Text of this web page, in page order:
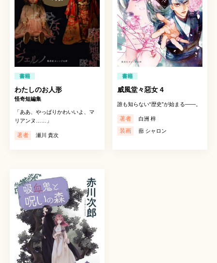
書籍
わたしのお人形
怪奇短編集
「ああ、やっぱりかわいいよ、マ
リアンヌ……」
著者 瀬川 貴次
書籍
威風堂々惡女 4
誰も知らない“歴史”が始まる――。
著者 白洲 梓
装画 蔀 シャロン